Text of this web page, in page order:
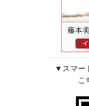
▼スマー
こ